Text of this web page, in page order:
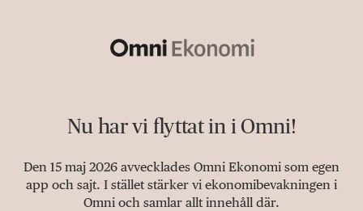
Nu har vi flyttat in i Omni!
Den 15 maj 2026 avvecklades Omni Ekonomi som egen
app och sajt. I stället stärker vi ekonomibevakningen i
Omni och samlar allt innehåll där.